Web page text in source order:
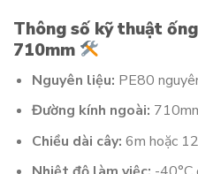
Thông số kỹ thuật
710mm
Nguyên liệu: PE80
Đường kính ngoài:
Chiều dài cây: 6m hoặc